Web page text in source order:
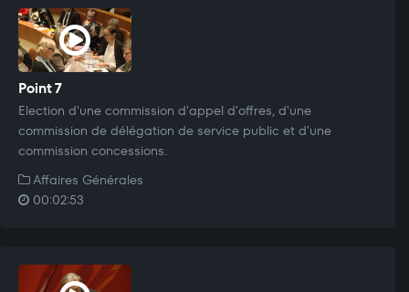
Point 7
Election d'une commission d'appel d'offres, d'une
commission de délégation de service public et d'une
commission concessions.
Affaires Générales
00:02:53